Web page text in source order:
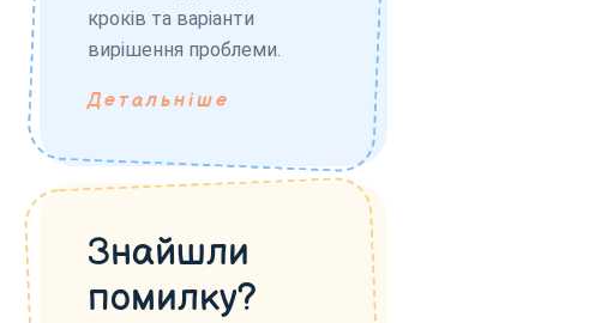
кроків та варіанти
вирішення проблеми.
Детальніше
Знайшли
помилку?